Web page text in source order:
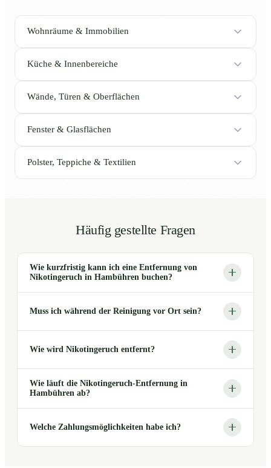
Wohnräume & Immobilien
Küche & Innenbereiche
Wände, Türen & Oberflächen
Fenster & Glasflächen
Polster, Teppiche & Textilien
Häufig gestellte Fragen
Wie kurzfristig kann ich eine Entfernung von
Nikotingeruch in Hambühren buchen?
Muss ich während der Reinigung vor Ort sein?
Wie wird Nikotingeruch entfernt?
Wie läuft die Nikotingeruch-Entfernung in
Hambühren ab?
Welche Zahlungsmöglichkeiten habe ich?